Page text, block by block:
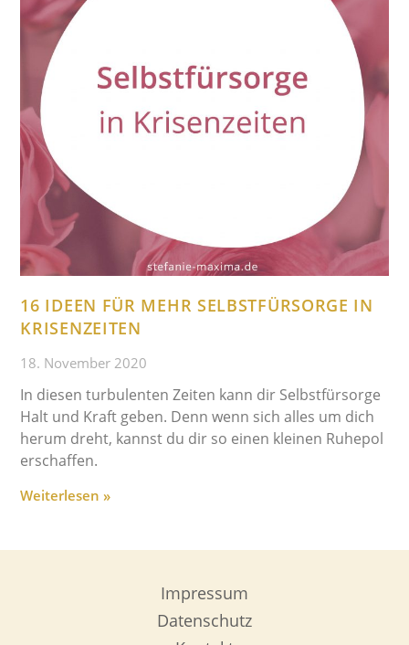
16 IDEEN FÜR MEHR SELBSTFÜRSORGE IN
KRISENZEITEN
18. November 2020
In diesen turbulenten Zeiten kann dir Selbstfürsorge
Halt und Kraft geben. Denn wenn sich alles um dich
herum dreht, kannst du dir so einen kleinen Ruhepol
erschaffen.
Weiterlesen »
Impressum
Datenschutz